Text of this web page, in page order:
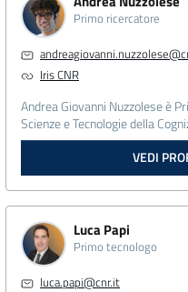
Primo ricercatore
Iris CNR
Andrea Giovanni Nuzzolese è
Scienze e Tecnologie della
VEDI
Luca Papi
Primo tecnologo
luca.papi@cnr.it